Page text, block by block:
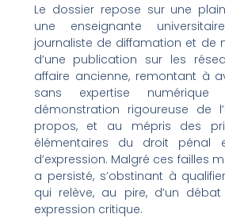
Le dossier repose sur une
une enseignante
journaliste de diffamation et de
d’une publication sur les
affaire ancienne, remontant à
sans expertise numérique
démonstration rigoureuse de
propos, et au mépris des
élémentaires du droit pénal
d’expression. Malgré ces failles
a persisté, s’obstinant à
qui relève, au pire, d’un
expression critique.